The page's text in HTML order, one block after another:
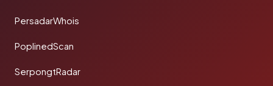
PersadarWhois
PoplinedScan
SerpongtRadar